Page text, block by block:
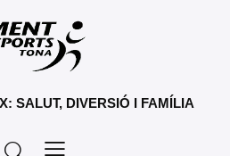
SALUT, DIVERSIÓ I FAMÍLIA